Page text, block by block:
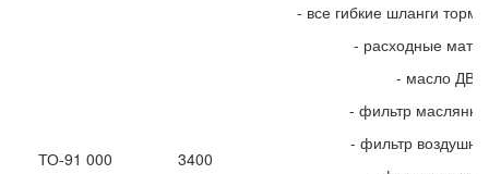
- все гибкие шланги
- расходные
ТО-91 000 3400
- масло ДВС
- фильтр
- фильтр